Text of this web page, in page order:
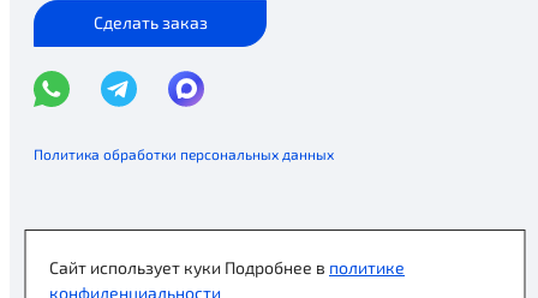
Сделать заказ
Политика обработки персональных данных
Сайт использует куки Подробнее в политике
конфиденциальности